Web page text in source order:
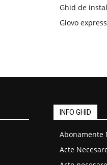
Ghid de
Glovo
INFO GHID
Abonamente
Acte